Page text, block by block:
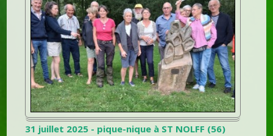
31 juillet 2025 - pique-nique à ST NOLFF (56)